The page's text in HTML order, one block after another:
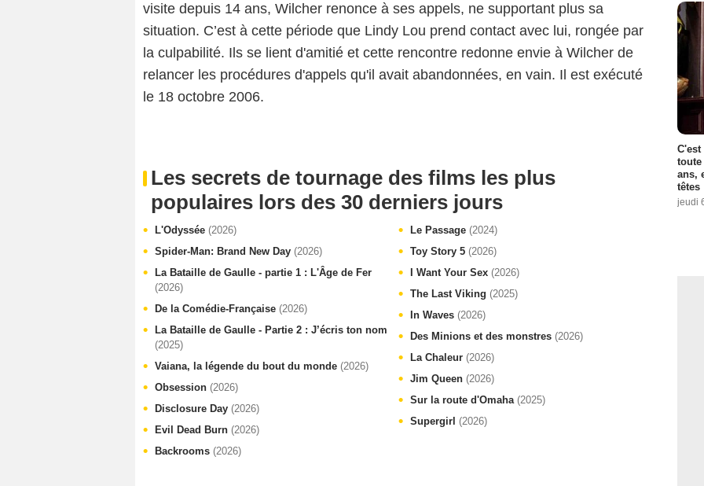
visite depuis 14 ans, Wilcher renonce à ses appels, ne supportant plus sa
situation. C’est à cette période que Lindy Lou prend contact avec lui, rongée par
la culpabilité. Ils se lient d'amitié et cette rencontre redonne envie à Wilcher de
relancer les procédures d'appels qu'il avait abandonnées, en vain. Il est exécuté
le 18 octobre 2006.
Les secrets de tournage des films les plus
populaires lors des 30 derniers jours
L'Odyssée (2026)
Spider-Man: Brand New Day (2026)
La Bataille de Gaulle - partie 1 : L'Âge de Fer
(2026)
De la Comédie-Française (2026)
La Bataille de Gaulle - Partie 2 : J’écris ton nom
(2025)
Vaiana, la légende du bout du monde (2026)
Obsession (2026)
Disclosure Day (2026)
Evil Dead Burn (2026)
Backrooms (2026)
Le Passage (2024)
Toy Story 5 (2026)
I Want Your Sex (2026)
The Last Viking (2025)
In Waves (2026)
Des Minions et des monstres (2026)
La Chaleur (2026)
Jim Queen (2026)
Sur la route d'Omaha (2025)
Supergirl (2026)
ans,
têtes
jeudi